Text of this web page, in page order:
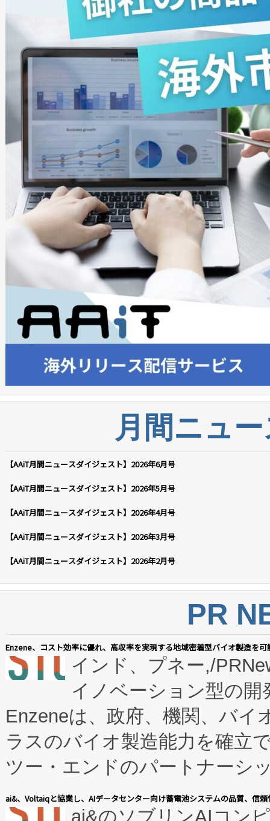
月間ニュ
【AAiT月間ニュースダイジェスト】2026年6月号
【AAiT月間ニュースダイジェスト】2026年5月号
【AAiT月間ニュースダイジェスト】2026年4月号
【AAiT月間ニュースダイジェスト】2026年3月号
【AAiT月間ニュースダイジェスト】2026年2月号
PR
Enzene、コスト効率に優れ、高収率を実現する地域密着型バイオ製造を
インド、プネー,/
イノベーション型の
Enzeneは、政府、機関、バイ
ラスのバイオ製造能力を確立
ツー・エンドのパートナーシ
表しました。 同社の実績ある
ai&、Voltaiqと協業し、AIデータセンター向け蓄電池システムの品質、信
ai&のソブリンAIコン